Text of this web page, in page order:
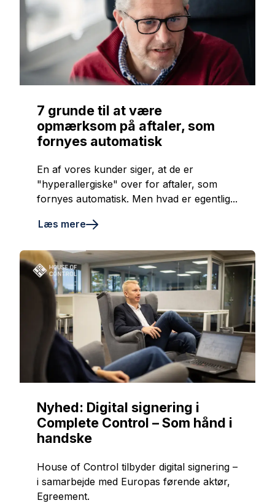
7 grunde til at være
opmærksom på aftaler, som
fornyes automatisk
En af vores kunder siger, at de er
"hyperallergiske" over for aftaler, som
fornyes automatisk. Men hvad er egentlig...
Læs mere
Nyhed: Digital signering i
Complete Control – Som hånd i
handske
House of Control tilbyder digital signering –
i samarbejde med Europas førende aktør,
Egreement.